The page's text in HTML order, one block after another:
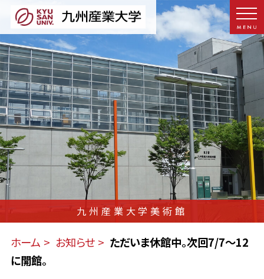
九州産業大学美術館
ホーム お知らせ
ただいま休館中。次回7/7～12
に開館。